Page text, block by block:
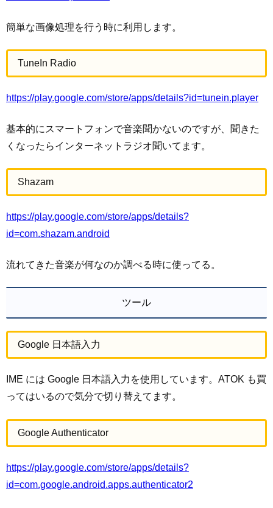
簡単な画像処理を行う時に利用します。
TuneIn Radio
https://play.google.com/store/apps/details?id=tunein.player
基本的にスマートフォンで音楽聞かないのですが、聞きた
くなったらインターネットラジオ聞いてます。
Shazam
https://play.google.com/store/apps/details?
id=com.shazam.android
流れてきた音楽が何なのか調べる時に使ってる。
ツール
Google 日本語入力
IME には Google 日本語入力を使用しています。ATOK も買
ってはいるので気分で切り替えてます。
Google Authenticator
https://play.google.com/store/apps/details?
id=com.google.android.apps.authenticator2